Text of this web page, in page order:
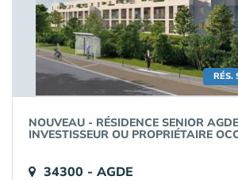
RÉS.
NOUVEAU - RÉSIDENCE SENIOR
INVESTISSEUR OU PROPRIÉTAIRE
34300 - AGDE